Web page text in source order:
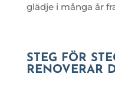
glädje i många år
STEG FÖR
RENOVERAR